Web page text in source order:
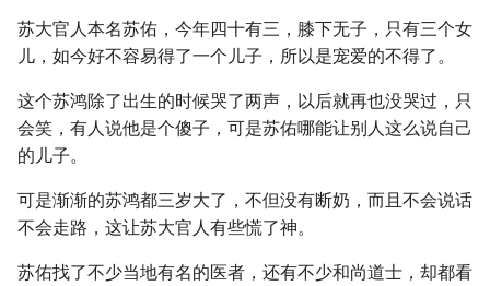
苏大官人本名苏佑，今年四十有三，膝下无子，只有三个女
儿，如今好不容易得了一个儿子，所以是宠爱的不得了。
这个苏鸿除了出生的时候哭了两声，以后就再也没哭过，只
会笑，有人说他是个傻子，可是苏佑哪能让别人这么说自己
的儿子。
可是渐渐的苏鸿都三岁大了，不但没有断奶，而且不会说话
不会走路，这让苏大官人有些慌了神。
苏佑找了不少当地有名的医者，还有不少和尚道士，却都看